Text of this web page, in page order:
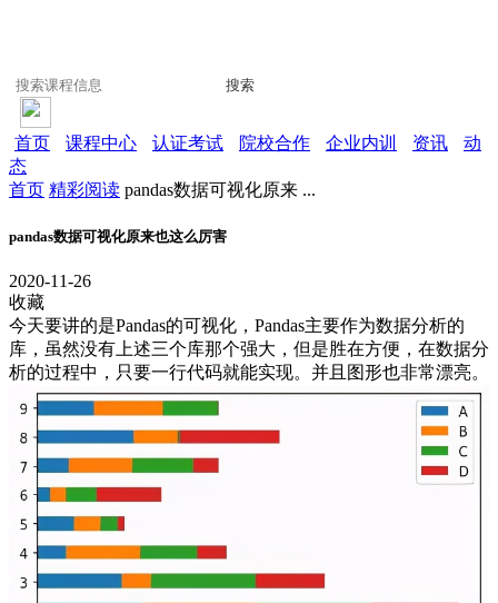
搜索
首页 课程中心 认证考试 院校合作 企业内训 资讯
动
态
首页 精彩阅读 pandas数据可视化原来 ...
pandas数据可视化原来也这么厉害
2020-11-26
收藏
今天要讲的是Pandas的可视化，Pandas主要作为数据分析的
库，虽然没有上述三个库那个强大，但是胜在方便，在数据分
析的过程中，只要一行代码就能实现。并且图形也非常漂亮。